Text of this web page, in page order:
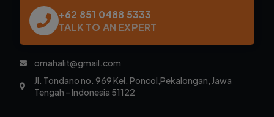
+62 851 0488 5333
TALK TO AN EXPERT
omahalit@gmail.com
Jl. Tondano no. 969 Kel. Poncol,Pekalongan, Jawa
Tengah – Indonesia 51122